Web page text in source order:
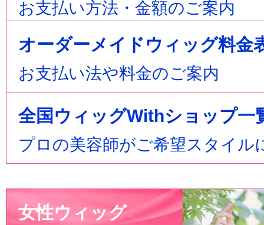
お支払い方法・金額のご案内
オーダーメイドウィッグ料金
お支払い法や料金のご案内
全国ウィッグWithショップ一
プロの美容師がご希望スタイル
女性ウィッグ